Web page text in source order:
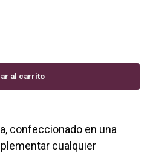
confeccionado en una
cualquier